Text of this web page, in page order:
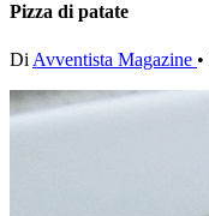
Pizza di patate
Di Avventista Magazine •